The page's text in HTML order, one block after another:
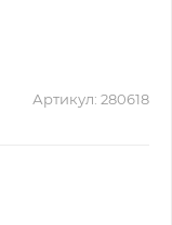
Артикул: 280618